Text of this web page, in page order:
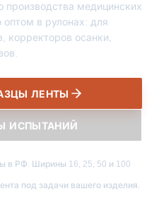
производства медицинских
в рулонах: для
корректоров осанки,
ЛЕНТЫ
ИСПЫТАНИЙ
в РФ. Ширины 16, 25, 50 и 100
под задачи вашего изделия.